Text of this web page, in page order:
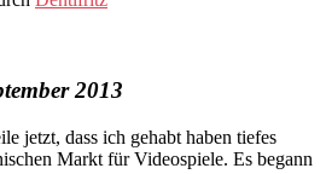
2013
jetzt, dass ich gehabt haben tiefes
Markt für Videospiele. Es begann